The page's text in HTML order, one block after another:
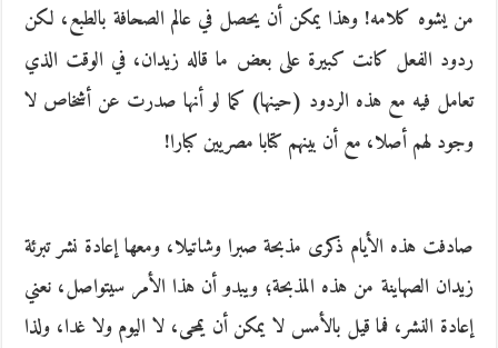
من يشوه كلامه! وهذا يمكن أن يحصل في عالم الصحافة بالطبع، لكن
ردود الفعل كانت كبيرة على بعض ما قاله زيدان، في الوقت الذي
تعامل فيه مع هذه الردود (حينها) كما لو أنها صدرت عن أشخاص لا
وجود لهم أصلا، مع أن بينهم كتابا مصريين كبارا!
صادفت هذه الأيام ذكرى مذبحة صبرا وشاتيلا، ومعها إعادة نشر تبرئة
زيدان الصهاينة من هذه المذبحة؛ ويبدو أن هذا الأمر سيتواصل، نعني
إعادة النشر، فما قيل بالأمس لا يمكن أن يمحى، لا اليوم ولا غدا، ولذا